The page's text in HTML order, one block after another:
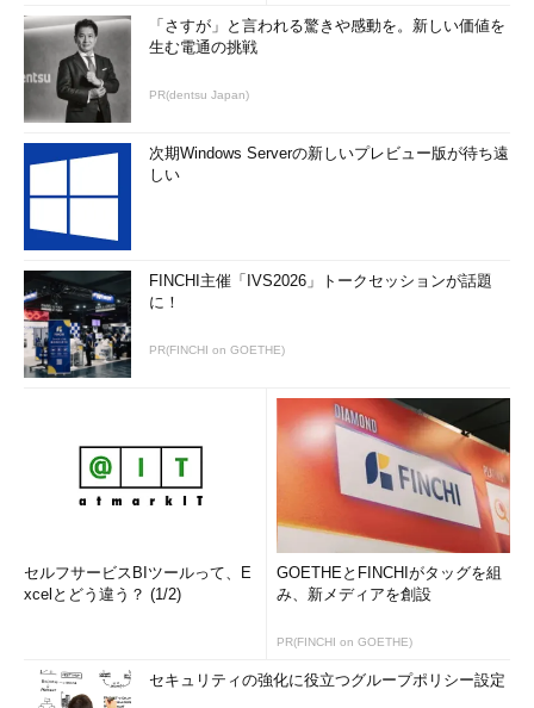
「さすが」と言われる驚きや感動を。新しい価値を
生む電通の挑戦
PR(dentsu Japan)
次期Windows Serverの新しいプレビュー版が待ち遠
しい
FINCHI主催「IVS2026」トークセッションが話題
に！
PR(FINCHI on GOETHE)
セルフサービスBIツールって、E
xcelとどう違う？ (1/2)
GOETHEとFINCHIがタッグを組
み、新メディアを創設
PR(FINCHI on GOETHE)
セキュリティの強化に役立つグループポリシー設定